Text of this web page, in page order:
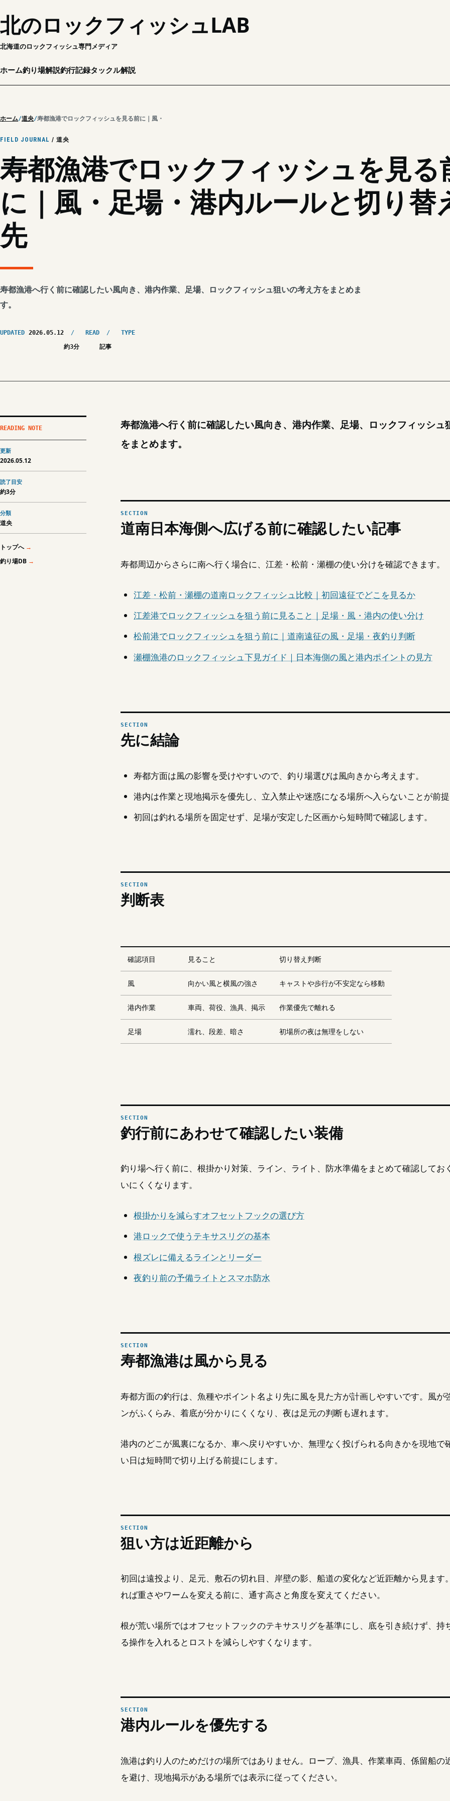
北のロックフィッシュLAB
北海道のロックフィッシュ専門メディア
ホーム釣り場解説釣行記録タックル解説
ホーム 道央 寿都漁港でロックフィッシュを見る前に｜風・足場・港内ルールと切り替え先
FIELD JOURNAL / 道央
寿都漁港でロックフィッシュを見る
に｜風・足場・港内ルールと切り替
先
寿都漁港へ行く前に確認したい風向き、港内作業、足場、ロックフィッシュ狙いの考え方をまとめま
す。
UPDATED 2026.05.12
READ
約3分
TYPE
記事
READING NOTE
更新
2026.05.12
読了目安
約3分
分類
道央
トップへ
釣り場DB
寿都漁港へ行く前に確認したい風向き、港内作業、足場、ロックフィッシュ
をまとめます。
道南日本海側へ広げる前に確認したい記事
寿都周辺からさらに南へ行く場合に、江差・松前・瀬棚の使い分けを確認できます。
江差・松前・瀬棚の道南ロックフィッシュ比較｜初回遠征でどこを見るか
江差港でロックフィッシュを狙う前に見ること｜足場・風・港内の使い分け
松前港でロックフィッシュを狙う前に｜道南遠征の風・足場・夜釣り判断
瀬棚漁港のロックフィッシュ下見ガイド｜日本海側の風と港内ポイントの見方
先に結論
寿都方面は風の影響を受けやすいので、釣り場選びは風向きから考えます。
港内は作業と現地掲示を優先し、立入禁止や迷惑になる場所へ入らないことが前
初回は釣れる場所を固定せず、足場が安定した区画から短時間で確認します。
判断表
確認項目 見ること 切り替え判断
風 向かい風と横風の強さ キャストや歩行が不安定なら移動
港内作業 車両、荷役、漁具、掲示 作業優先で離れる
足場 濡れ、段差、暗さ 初場所の夜は無理をしない
釣行前にあわせて確認したい装備
釣り場へ行く前に、根掛かり対策、ライン、ライト、防水準備をまとめて確認してお
いにくくなります。
根掛かりを減らすオフセットフックの選び方
港ロックで使うテキサスリグの基本
根ズレに備えるラインとリーダー
夜釣り前の予備ライトとスマホ防水
寿都漁港は風から見る
寿都方面の釣行は、魚種やポイント名より先に風を見た方が計画しやすいです。風が
ンがふくらみ、着底が分かりにくくなり、夜は足元の判断も遅れます。
港内のどこが風裏になるか、車へ戻りやすいか、無理なく投げられる向きかを現地で
い日は短時間で切り上げる前提にします。
狙い方は近距離から
初回は遠投より、足元、敷石の切れ目、岸壁の影、船道の変化など近距離から見ます
れば重さやワームを変える前に、通す高さと角度を変えてください。
根が荒い場所ではオフセットフックのテキサスリグを基準にし、底を引き続けず、持
る操作を入れるとロストを減らしやすくなります。
港内ルールを優先する
漁港は釣り人のためだけの場所ではありません。ロープ、漁具、作業車両、係留船の
を避け、現地掲示がある場所では表示に従ってください。